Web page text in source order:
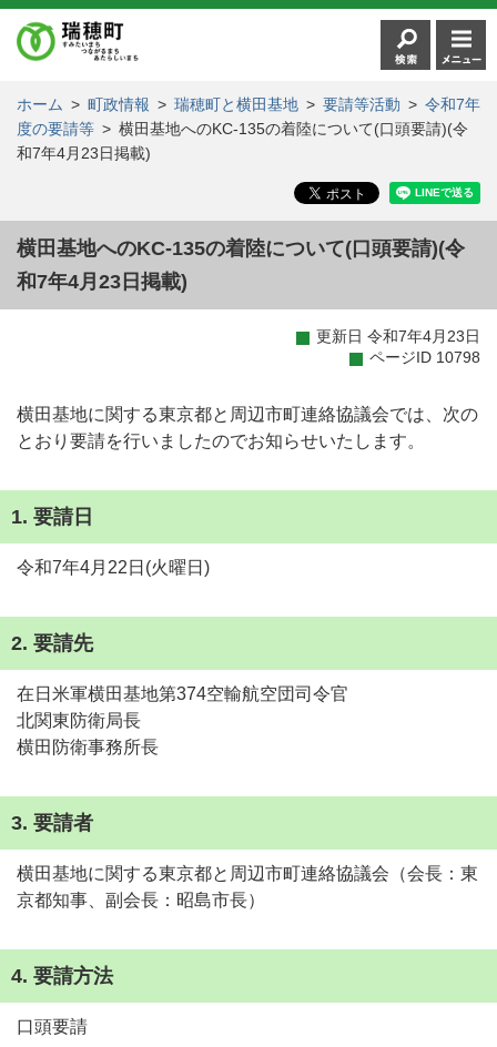
ホーム > 町政情報 > 瑞穂町と横田基地 > 要請等活動 > 令和7年
度の要請等 > 横田基地へのKC-135の着陸について(口頭要請)(令
和7年4月23日掲載)
横田基地へのKC-135の着陸について(口頭要請)(令
和7年4月23日掲載)
更新日 令和7年4月23日
ページID 10798
横田基地に関する東京都と周辺市町連絡協議会では、次の
とおり要請を行いましたのでお知らせいたします。
1. 要請日
令和7年4月22日(火曜日)
2. 要請先
在日米軍横田基地第374空輸航空団司令官
北関東防衛局長
横田防衛事務所長
3. 要請者
横田基地に関する東京都と周辺市町連絡協議会（会長：東
京都知事、副会長：昭島市長）
4. 要請方法
口頭要請